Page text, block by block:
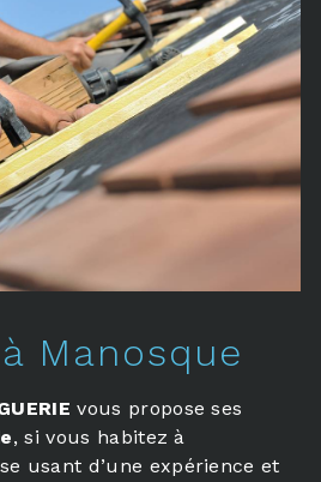
Manosque
vous propose ses
, si vous habitez à
usant d’une expérience et